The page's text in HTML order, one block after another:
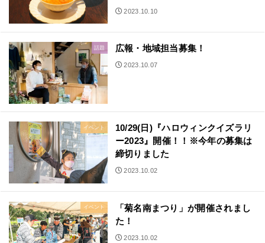
2023.10.10
話題 広報・地域担当募集！
2023.10.07
イベント
10/29(日)『ハロウィンクイズラリ
ー2023』開催！！※今年の募集は
締切りました
2023.10.02
イベント
「菊名南まつり」が開催されまし
た！
2023.10.02